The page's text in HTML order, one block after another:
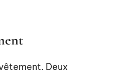
Deux